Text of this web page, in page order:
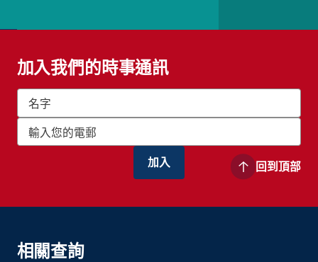
加入我們的時事通訊
回到頂部
相關查詢